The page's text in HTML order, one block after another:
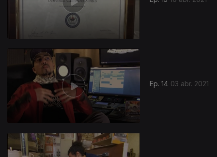
Ep. 14 03 abr. 2021